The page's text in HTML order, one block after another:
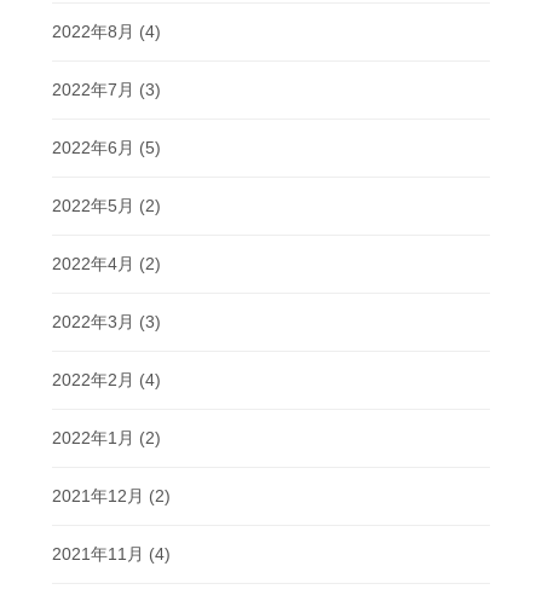
2022年8月 (4)
2022年7月 (3)
2022年6月 (5)
2022年5月 (2)
2022年4月 (2)
2022年3月 (3)
2022年2月 (4)
2022年1月 (2)
2021年12月 (2)
2021年11月 (4)